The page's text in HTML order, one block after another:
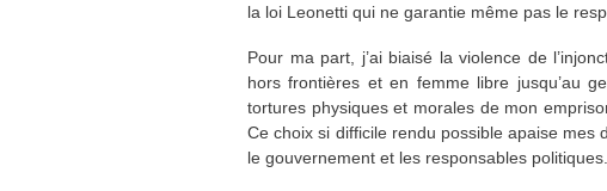
la loi Leonetti qui ne garantie même pas le
Pour ma part, j’ai biaisé la violence de
hors frontières et en femme libre jusqu’au
tortures physiques et morales de mon
Ce choix si difficile rendu possible apaise mes
le gouvernement et les responsables politiques.